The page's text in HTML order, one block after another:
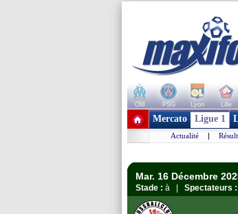
OM PSG Lyon Lille
+ de clubs
Mercato Ligue 1
Actualité |
Mar. 16 Décembre
Stade : à | Spectateurs :